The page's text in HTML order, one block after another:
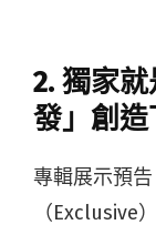
2. 獨家
發」創
專輯展示預
（Exclusive